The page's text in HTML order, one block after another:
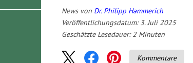
News von Dr. Philipp Hammerich
Veröffentlichungsdatum: 3. Juli 2025
Geschätzte Lesedauer: 2 Minuten
Kommentare